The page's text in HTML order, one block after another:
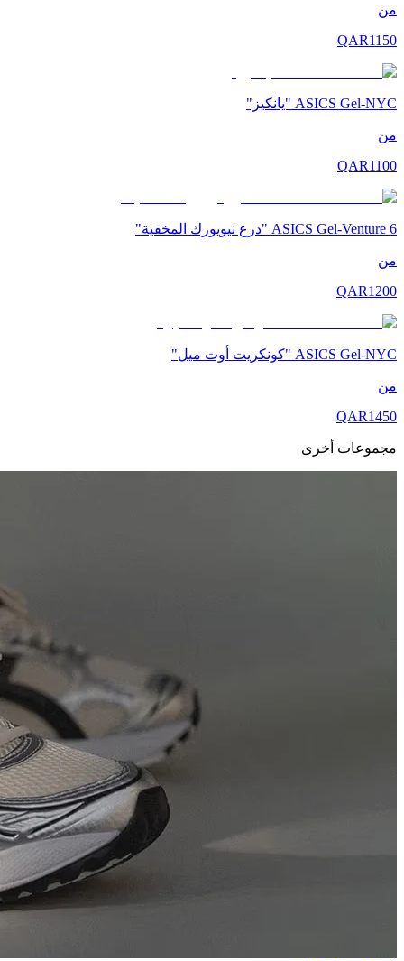
من
QAR1150
ASICS Gel-NYC "يانكيز"
من
QAR1100
ASICS Gel-Venture 6 "درع نيويورك المخفية"
من
QAR1200
ASICS Gel-NYC "كونكريت أوت ميل"
من
QAR1450
مجموعات أخرى